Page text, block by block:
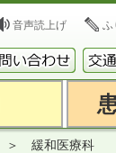
音声読上げ ふ
緩和医療科